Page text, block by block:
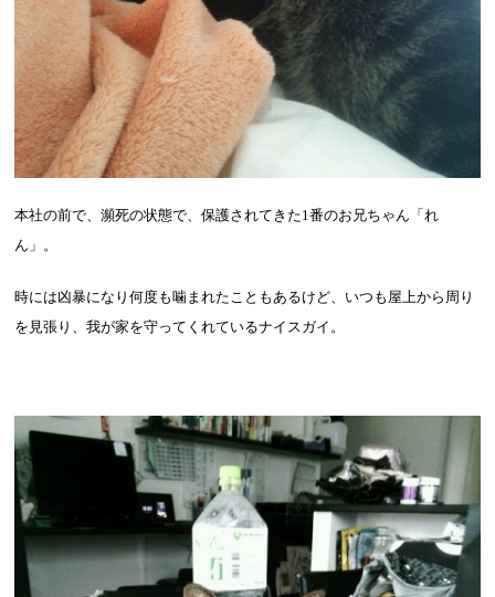
本社の前で、瀕死の状態で、保護されてきた1番のお兄ちゃん「れ
ん」。
時には凶暴になり何度も噛まれたこともあるけど、いつも屋上から周り
を見張り、我が家を守ってくれているナイスガイ。